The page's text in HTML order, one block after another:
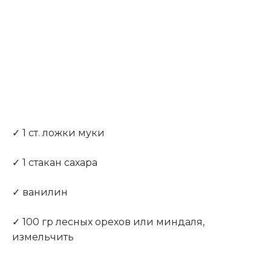
✓ 1 ст. ложки муки
✓ 1 стакан сахара
✓ ванилин
✓ 100 гр лесных орехов или миндаля,
измельчить